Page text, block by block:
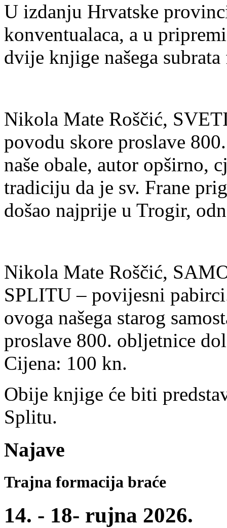
U izdanju Hrvatske
konventualaca, a u
dvije knjige našega
Nikola Mate Roščić,
povodu skore proslave
naše obale, autor opširno,
tradiciju da je sv. Frane
došao najprije u Trogir,
Nikola Mate Roščić,
SPLITU – povijesni
ovoga našega starog
proslave 800. obljetnice
Cijena: 100 kn.
Obije knjige će biti
Splitu.
Najave
Trajna formacija braće
14. - 18- rujna 2026.